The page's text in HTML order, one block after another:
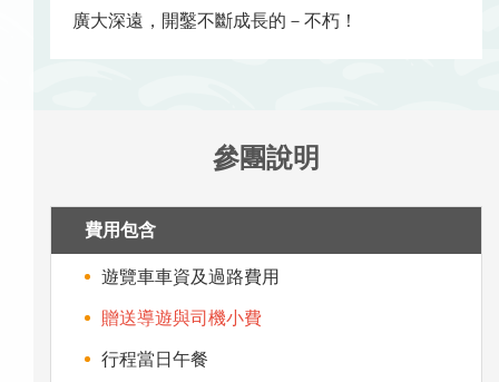
廣大深遠，開鑿不斷成長的－不朽！
參團說明
費用包含
遊覽車車資及過路費用
贈送導遊與司機小費
行程當日午餐